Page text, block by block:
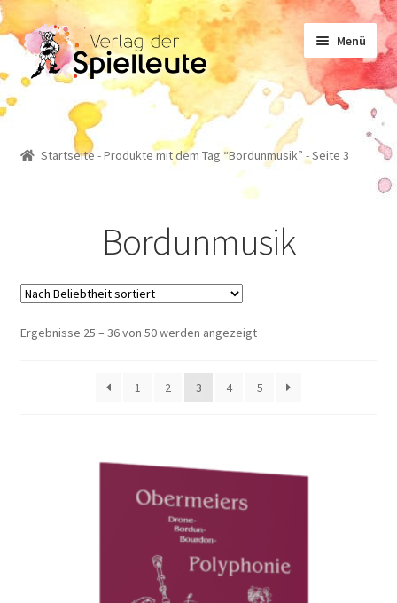
Zur
Navigation
springen
Zum
Inhalt
springen
Menü
Noten
Sachliteratur
Geschichten
Startseite -Produkte mit dem Tag “Bordunmusik”-Seite 3
Bordunmusik
Ergebnisse 25 – 36 von 50 werden angezeigtNach
1
2 3 4 5